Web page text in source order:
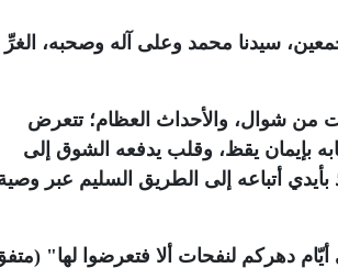
سيدنا محمد وعلى آله وصحبه، الغرِّ
من شوال، والأحداث العظام؛ تتعرض
بإيمان يقظ، وقلب يدفعه الشوق إلى
أتباعه إلى الطريق السليم عبر
دهركم لنفحات ألا فتعرضوا لها"